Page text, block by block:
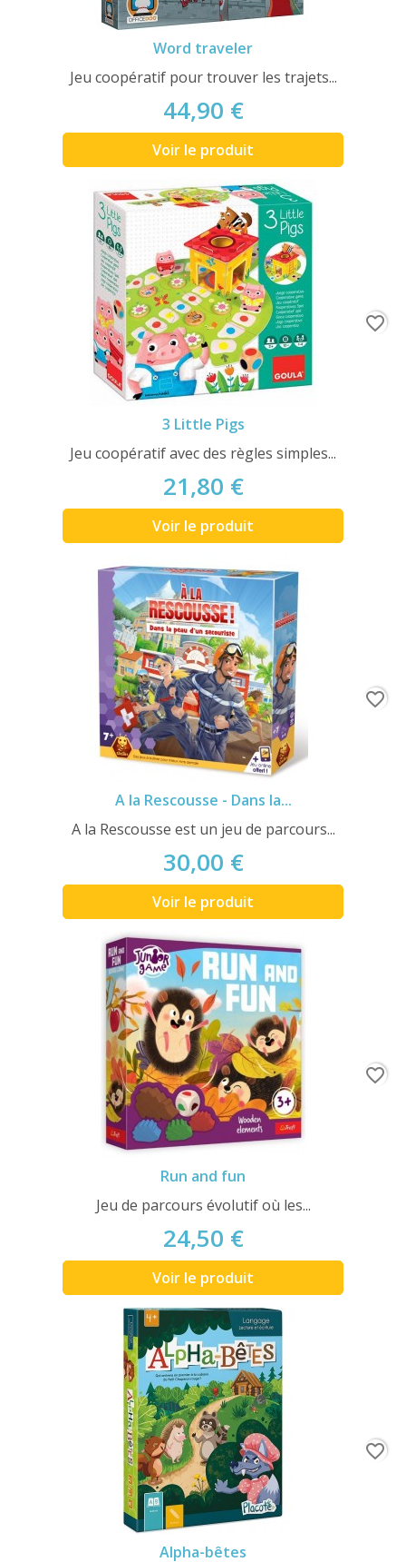
Word traveler
Jeu coopératif pour trouver les trajets...
44,90 €
Voir le produit
3 Little Pigs
Jeu coopératif avec des règles simples...
21,80 €
Voir le produit
favorite_border
A la Rescousse - Dans la...
A la Rescousse est un jeu de parcours...
30,00 €
Voir le produit
favorite_border
Run and fun
Jeu de parcours évolutif où les...
24,50 €
Voir le produit
favorite_border
Alpha-bêtes
favorite_border